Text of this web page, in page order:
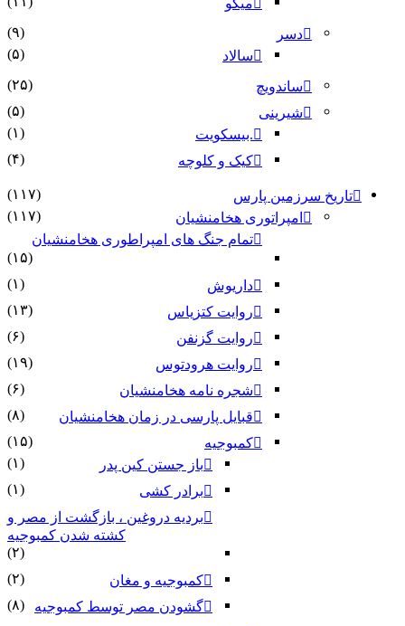
دسر
(۹)
سالاد
(۵)
ساندویچ
(۲۵)
شیرینی
(۵)
.بیسکویت
(۱)
کیک و کلوچه
(۴)
تاریخ سرزمین پارس
(۱۱۷)
امپراتوری هخامنشیان
(۱۱۷)
تمام جنگ های امپراطوری هخامنشیان
(۱۵)
داریوش
(۱)
روایت کتزیاس
(۱۳)
روایت گزنفن
(۶)
روایت هرودتوس
(۱۹)
شجره نامه هخامنشیان
(۶)
قبایل پارسی در زمان هخامنشیان
(۸)
کمبوجیه
(۱۵)
باز جستن کین پدر
(۱)
برادر کشی
(۱)
بردیه دروغین ، بازگشت از مصر و
کشته شدن کمبوجیه
(۲)
کمبوجیه و مغان
(۲)
گشودن مصر توسط کمبوجیه
(۸)